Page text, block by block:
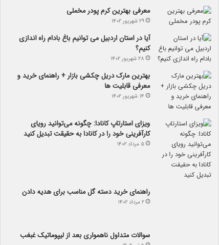
معرفی بهترین کرم پودر مخملی
۲۹ شهریور ۱۴۰۲
آیا در استان اردبیل می توانیم باغ بادام راه اندازی
کنیم؟
۲۸ شهریور ۱۴۰۲
بهترین مارک دریل چکشی بازار + راهنمای خرید و
معرفی قابلیت ها
۱۴ شهریور ۱۴۰۲
ویزای استارتاپ کانادا: چگونه می‌توانید رویای
کارآفرینی خود را در کانادا به حقیقت تبدیل کنید
۵ مرداد ۱۴۰۲
راهنمای خرید دسته گل مناسب برای هدیه دادن
۲ مرداد ۱۴۰۲
سوالات متداول ناهمواری بعد از لیپوماتیک غبغب
۵ تیر ۱۴۰۲